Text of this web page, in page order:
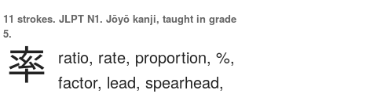
11 strokes. JLPT N1. Jōyō kanji, taught in grade
5.
率 ratio, rate, proportion, %,
factor, lead, spearhead,